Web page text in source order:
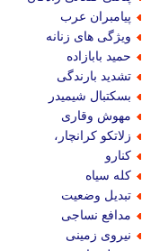
پیامبران عرب
ویژگی های زنانه
حمید بابازاده
تشدید بارندگی
بسکتبال شیمیدر
مهوش وقاری
زلاتکو کرانچار،
کنارو
کله سیاه
تبدیل وضعیت
مدافع نساجی
نیروی زمینی